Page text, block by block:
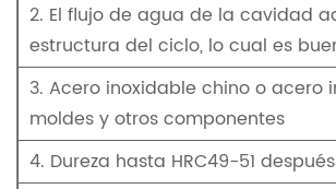
2. El flujo de agua de la cavidad
estructura del ciclo, lo cual es
3. Acero inoxidable chino o acero
moldes y otros componentes
4. Dureza hasta HRC49-51